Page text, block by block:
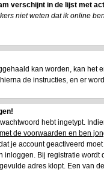
verschijnt in de lijst met
niet weten dat ik online
kan worden, kan
de instructies, en er
hebt ingetypt.
met de voorwaarden en ben
je account geactiveerd
inloggen. Bij registratie
adres klopt. Een van